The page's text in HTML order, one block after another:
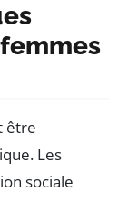
être
Les
sociale